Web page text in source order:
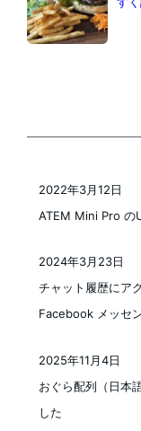
ATEM Mini Pro の
2022年3月12日
チャット履歴にア
Facebook メッセ
2024年3月23日
おぐら配列（日本
した
2025年11月4日